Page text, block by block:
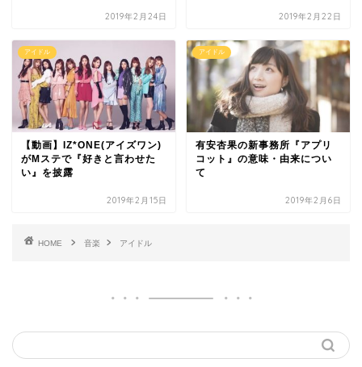
2019年2月24日 2019年2月22日
アイドル
【動画】IZ*ONE(アイズワン)
がMステで『好きと言わせた
い』を披露
2019年2月15日
アイドル
有安杏果の新事務所『アプリ
コット』の意味・由来につい
て
2019年2月6日
HOME 音楽 アイドル